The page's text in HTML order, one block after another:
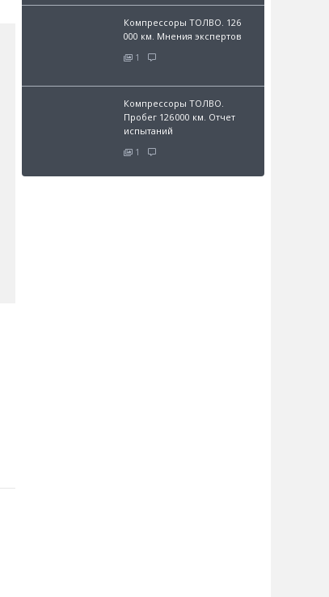
Компрессоры ТОЛВО. 126
000 км. Мнения экспертов
1
Компрессоры ТОЛВО.
Пробег 126 000 км. Отчет
испытаний
1